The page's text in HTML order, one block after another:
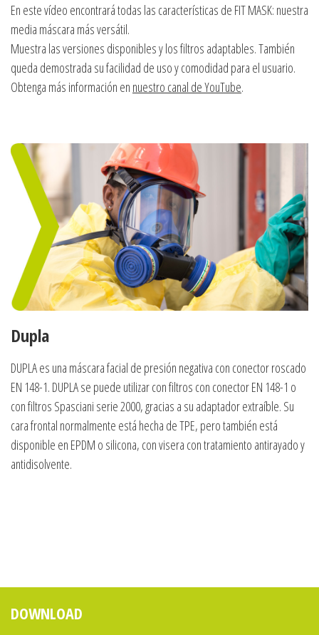
En este vídeo encontrará todas las características de FIT MASK: nuestra
media máscara más versátil.
Muestra las versiones disponibles y los filtros adaptables. También
queda demostrada su facilidad de uso y comodidad para el usuario.
Obtenga más información en nuestro canal de YouTube.
Dupla
DUPLA es una máscara facial de presión negativa con conector roscado
EN 148-1. DUPLA se puede utilizar con filtros con conector EN 148-1 o
con filtros Spasciani serie 2000, gracias a su adaptador extraíble. Su
cara frontal normalmente está hecha de TPE, pero también está
disponible en EPDM o silicona, con visera con tratamiento antirayado y
antidisolvente.
DOWNLOAD